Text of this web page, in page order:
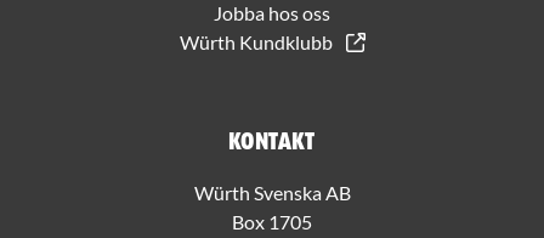
Jobba hos oss
Würth Kundklubb
Kontakt
Würth Svenska AB
Box 1705